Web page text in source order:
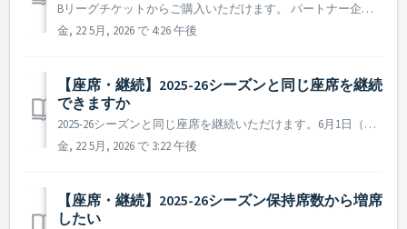
Bリーグチケットからご購入いただけます。 パートナー企業として新規で購入希望の方は、【問い合わせフォーム】よりご連絡ください。
金, 22 5月, 2026 で 4:26 午後
【座席・継続】2025-26シーズンと同じ座席を継続
できますか
2025-26シーズンと同じ座席を継続いただけます。6月1日（月）17時頃に配信いたします「継続意思確認フォーム」にてご回答ください。
金, 22 5月, 2026 で 3:22 午後
【座席・継続】2025-26シーズン保持席数から増席
したい